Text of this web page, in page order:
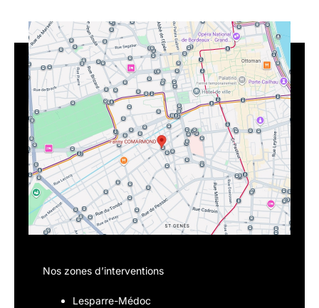
Nos zones d’interventions
Lesparre-Médoc